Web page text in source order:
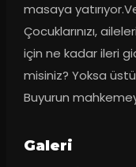
masaya
Çocuklarınızı,
için ne kadar ileri
misiniz? Yoksa
Buyurun
Galeri